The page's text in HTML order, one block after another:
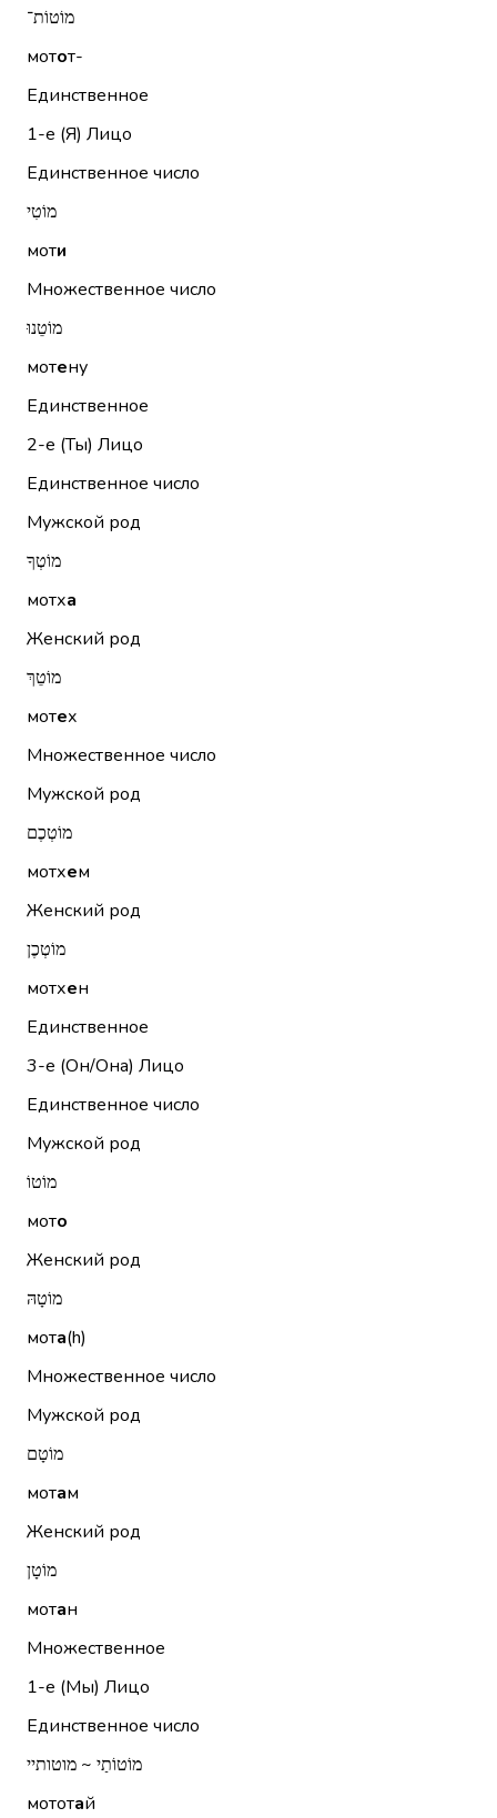
מוֹטוֹת־
мотот-
Единственное
1-е (Я) Лицо
Единственное число
מוֹטִי
моти
Множественное число
מוֹטֵנוּ
мотену
Единственное
2-е (Ты) Лицо
Единственное число
Мужской род
מוֹטְךָ
мотха
Женский род
מוֹטֵךְ
мотех
Множественное число
Мужской род
מוֹטְכֶם
мотхем
Женский род
מוֹטְכֶן
мотхен
Единственное
3-е (Он/Она) Лицо
Единственное число
Мужской род
מוֹטוֹ
мото
Женский род
מוֹטָהּ
мота(h)
Множественное число
Мужской род
מוֹטָם
мотам
Женский род
מוֹטָן
мотан
Множественное
1-е (Мы) Лицо
Единственное число
מוֹטוֹתַי ~ מוטותיי
мототай